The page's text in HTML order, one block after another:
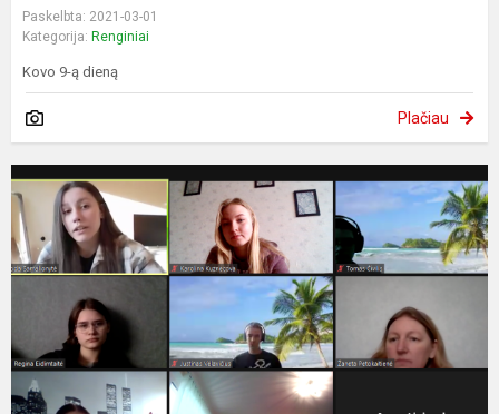
Paskelbta: 2021-03-01
Kategorija: Renginiai
Kovo 9-ą dieną
Plačiau